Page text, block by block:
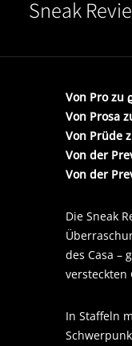
Sneak
Von Pro zu
Von Prosa
Von Prüde
Von der
Von der
Die Sneak
des Casa –
versteckten
In Staffeln